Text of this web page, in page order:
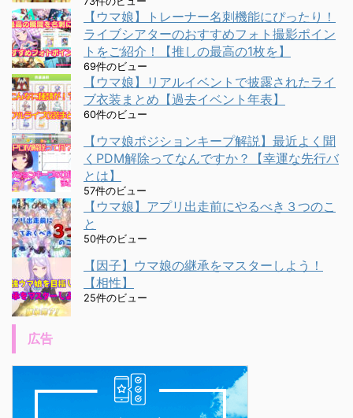
【ウマ娘】トレーナー名刺機能にぴったり！
ライブシアターのおすすめフォト撮影ポイン
トをご紹介！【推しの最高の1枚を】
69件のビュー
【ウマ娘】リアルイベントで披露されたライ
ブ衣装まとめ【過去イベント年表】
60件のビュー
【ウマ娘ポジションキープ解説】最近よく聞
くPDM解除ってなんですか？【幸運な先行バ
とは】
57件のビュー
【ウマ娘】アプリ出走前にやるべき３つのこ
と
50件のビュー
【因子】ウマ娘の継承をマスターしよう！
【相性】
25件のビュー
広告